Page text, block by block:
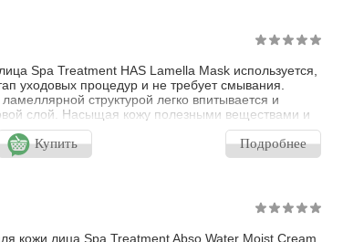
Spa Treatment HAS Lamella Mask используется,
уходовых процедур и не требует смывания.
структурой легко впитывается и
слой. Насыщая кожу полезными веществами и
влаги, делает ее упругой и естественно
для склонной к сухости кожи.
Купить Подробнее
кожи лица Spa Treatment Abso Water Moist Cream